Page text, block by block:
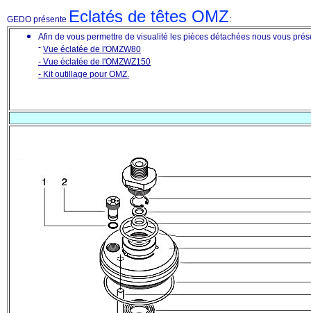
GEDO présente Eclatés de têtes OMZ:
Afin de vous permettre de visualité les pièces détachées nous vous
- Vue éclatée de l'OMZW80
- Vue éclatée de l'OMZWZ150
- Kit outillage pour OMZ.